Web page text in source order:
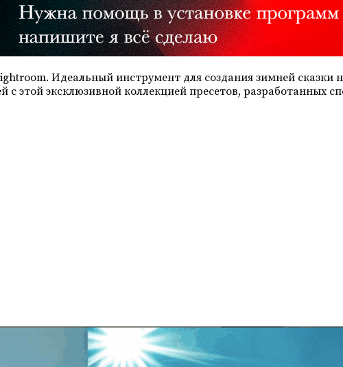
Идеальный инструмент для создания зимней
этой эксклюзивной коллекцией пресетов, разработанных